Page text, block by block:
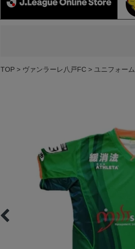
TOP ヴァンラーレ八戸FC ユニフォーム